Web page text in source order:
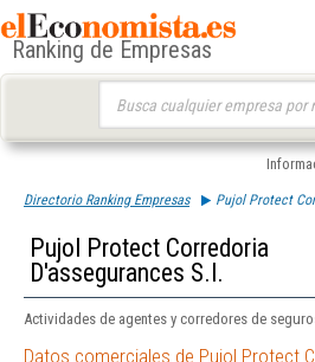
Ranking de Empresas
Directorio Ranking Empresas Pujol Protect
Pujol Protect Corredoria
D'assegurances S.l.
Actividades de agentes y corredores de
Datos comerciales de Pujol Protect